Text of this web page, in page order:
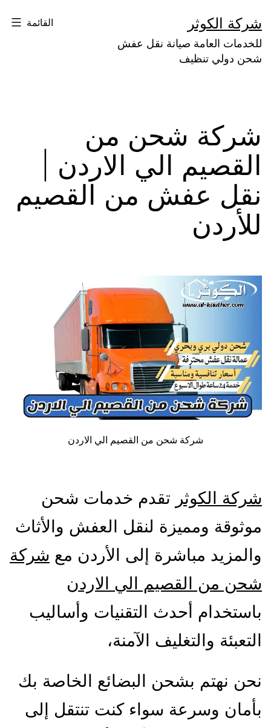
إلى
المحتوى
شركة الكوثر
للخدمات العامة صيانة نقل عفش
شحن دولي تنظيف
القائمة
شركة شحن من
القصيم الي الاردن |
نقل عفش من القصيم
للأردن
شركة شحن من القصيم الي الاردن
شركة الكوثر تقدم خدمات شحن
موثوقة ومميزة لنقل العفش والأثاث
والمزيد مباشرة إلى الأردن مع شركة
شحن من القصيم الي الاردن
باستخدام أحدث التقنيات وأساليب
التعبئة والتغليف الآمنة،
نحن نهتم بشحن البضائع الخاصة بك
بأمان وسرعة سواء كنت تنتقل إلى